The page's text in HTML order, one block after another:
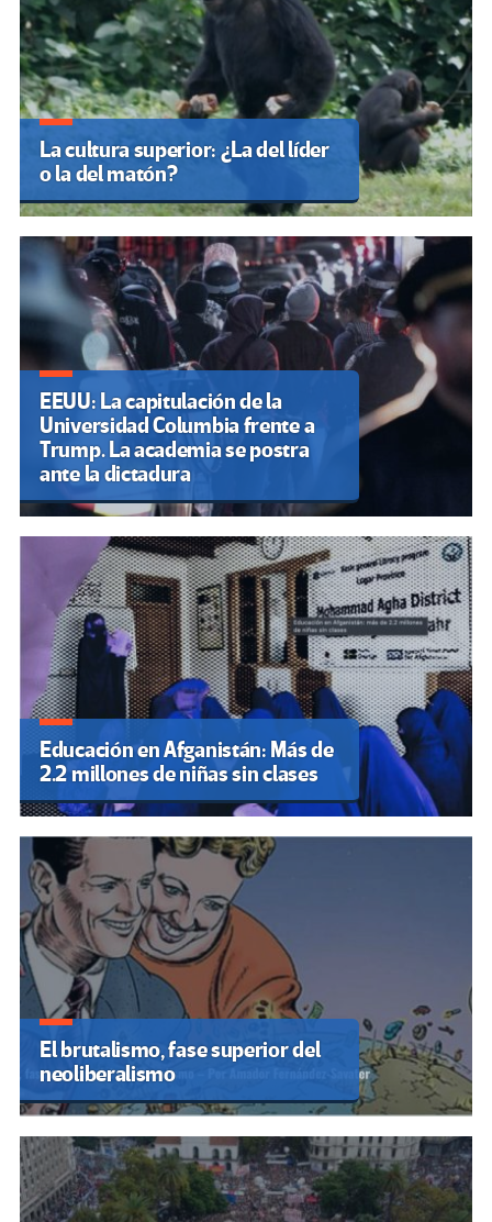
La cultura superior: ¿La del líder
o la del matón?
EEUU: La capitulación de la
Universidad Columbia frente a
Trump. La academia se postra
ante la dictadura
Educación en Afganistán: Más de
2.2 millones de niñas sin clases
El brutalismo, fase superior del
neoliberalismo